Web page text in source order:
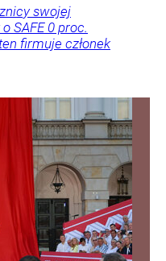
swojej
SAFE 0 proc.
firmuje członek